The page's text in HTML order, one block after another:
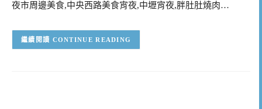
夜市周邊美食,中央西路美食宵夜,中壢宵夜,胖肚肚燒肉…
CONTINUE READING